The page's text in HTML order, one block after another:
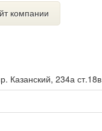
компании
Казанский, 234а ст.18в